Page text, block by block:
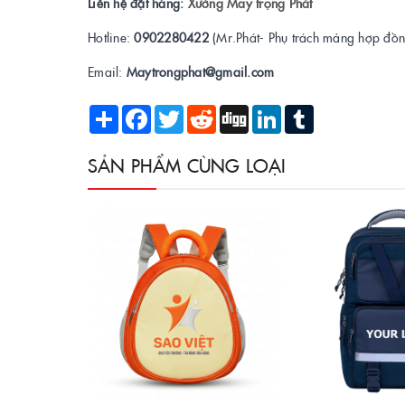
Hotline:0902280422 (Mr.Phát- Phụ trách mảng hợp
Email: Maytrongphat@gmail.com
Share Facebook
Twitter Reddit Digg LinkedIn
SẢN PHẨM CÙNG LOẠI